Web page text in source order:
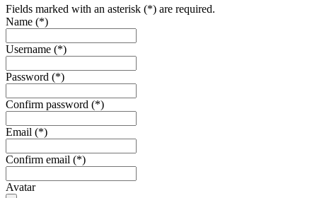
Fields marked with an asterisk (*) are required.
Name (*)
Username (*)
Password (*)
Confirm password (*)
Email (*)
Confirm email (*)
Avatar